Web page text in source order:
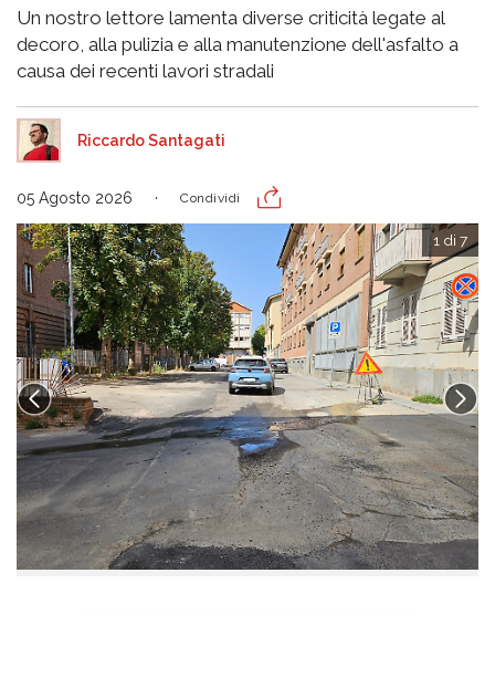
Un nostro lettore lamenta diverse criticità legate al
decoro, alla pulizia e alla manutenzione dell'asfalto a
causa dei recenti lavori stradali
Riccardo Santagati
05 Agosto 2026 Condividi
1 di 7